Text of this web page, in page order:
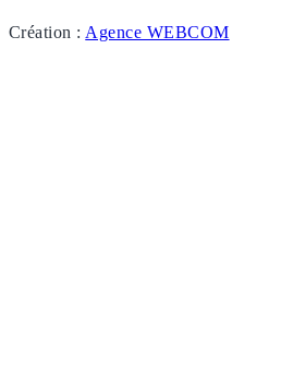
Création : Agence WEBCOM